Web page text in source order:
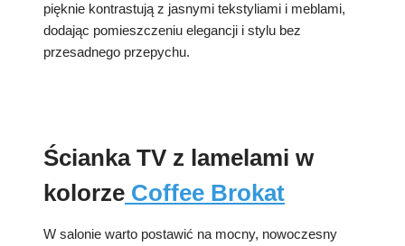
pięknie kontrastują z jasnymi tekstyliami i meblami,
dodając pomieszczeniu elegancji i stylu bez
przesadnego przepychu.
Ścianka TV z lamelami w
kolorze Coffee Brokat
W salonie warto postawić na mocny, nowoczesny